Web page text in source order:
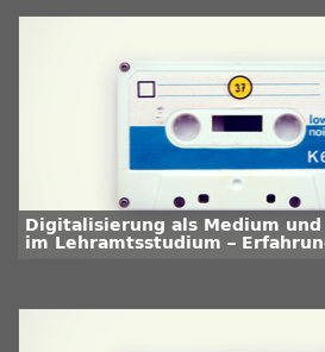
Digitalisierung als Medium und
im Lehramtsstudium –